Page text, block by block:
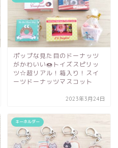
ポップな見た目のドーナッツ
がかわいい🍩トイズスピリッ
ツ☆超リアル！箱入り！スイ
ーツドーナッツマスコット
2023年3月24日
キーホルダー